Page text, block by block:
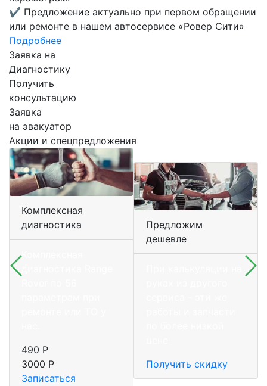
✔ Предложение актуально при первом обращении
или ремонте в нашем автосервисе «Ровер Сити»
Подробнее
Заявка на
Диагностику
Получить
консультацию
Заявка
на эвакуатор
Акции и спецпредложения
Комплексная
диагностика
Комплексная
490 Р
3000 Р
Записаться
Предложим
дешевле
Получить скидку